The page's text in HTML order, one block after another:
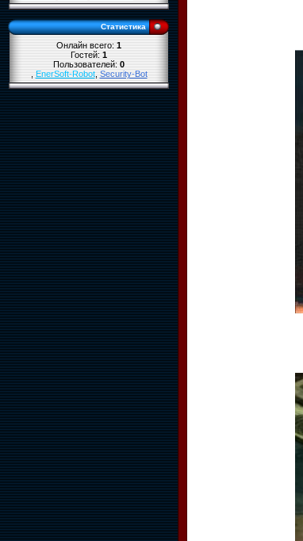
Статистика
Онлайн всего:1
Гостей:1
Пользователей:0
,EnerSoft-Robot,Security-Bot